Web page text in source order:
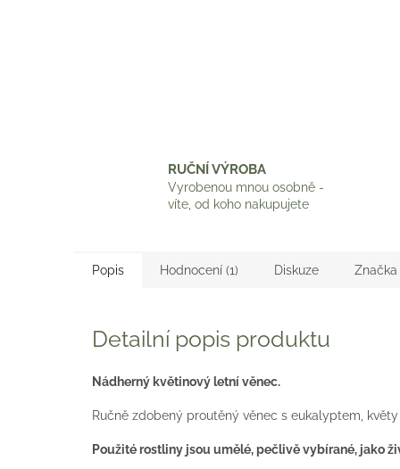
RUČNÍ VÝROBA
Vyrobenou mnou osobně -
víte, od koho nakupujete
Popis Hodnocení (1) Diskuze Značka
Detailní popis produktu
Nádherný květinový letní věnec.
Ručně zdobený proutěný věnec s eukalyptem,
Použité rostliny jsou umělé, pečlivě vybírané, jako